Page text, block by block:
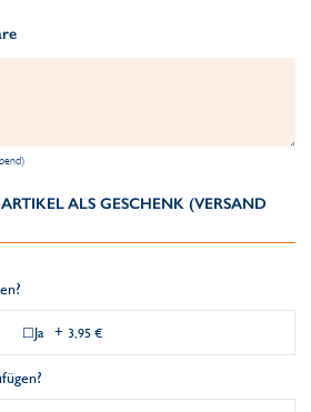
ALS GESCHENK (VERSAND
Ja + 3,95 €